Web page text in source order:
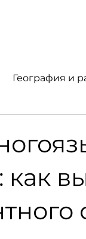
География и
финансы